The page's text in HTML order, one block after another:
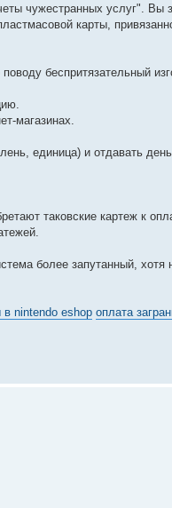
чужестранных услуг". Вы
карты,
беспритязательный
магазинах.
единица) и отдавать
таковские картеж к
более запутанный, хотя
nintendo eshop оплата